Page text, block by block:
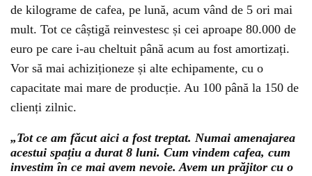
de kilograme de cafea, pe lună, acum vând de 5 ori mai
mult. Tot ce câștigă reinvestesc și cei aproape 80.000 de
euro pe care i-au cheltuit până acum au fost amortizați.
Vor să mai achiziționeze și alte echipamente, cu o
capacitate mai mare de producție. Au 100 până la 150 de
clienți zilnic.
„Tot ce am făcut aici a fost treptat. Numai amenajarea
acestui spațiu a durat 8 luni. Cum vindem cafea, cum
investim în ce mai avem nevoie. Avem un prăjitor cu o